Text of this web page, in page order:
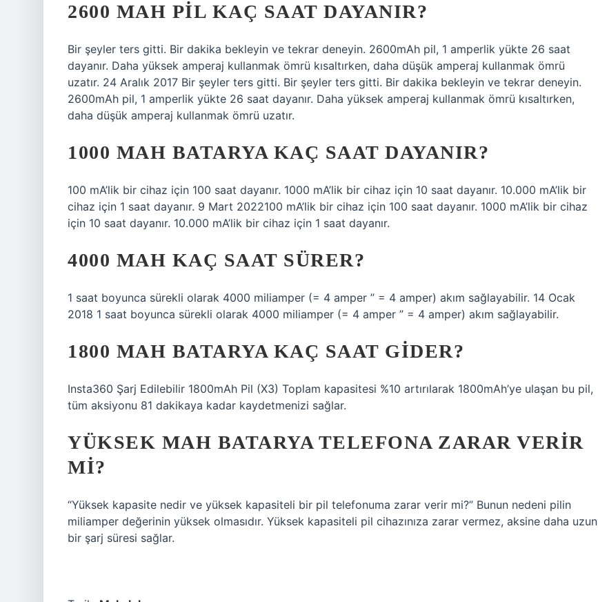
2600 MAH PIL KAÇ SAAT DAYANIR?
Bir şeyler ters gitti. Bir dakika bekleyin ve tekrar deneyin. 2600mAh pil, 1 amperlik yükte 26 saat
dayanır. Daha yüksek amperaj kullanmak ömrü kısaltırken, daha düşük amperaj kullanmak ömrü
uzatır. 24 Aralık 2017 Bir şeyler ters gitti. Bir şeyler ters gitti. Bir dakika bekleyin ve tekrar deneyin.
2600mAh pil, 1 amperlik yükte 26 saat dayanır. Daha yüksek amperaj kullanmak ömrü kısaltırken,
daha düşük amperaj kullanmak ömrü uzatır.
1000 MAH BATARYA KAÇ SAAT DAYANIR?
100 mA’lik bir cihaz için 100 saat dayanır. 1000 mA’lik bir cihaz için 10 saat dayanır. 10.000 mA’lik bir
cihaz için 1 saat dayanır. 9 Mart 2022100 mA’lik bir cihaz için 100 saat dayanır. 1000 mA’lik bir cihaz
için 10 saat dayanır. 10.000 mA’lik bir cihaz için 1 saat dayanır.
4000 MAH KAÇ SAAT SÜRER?
1 saat boyunca sürekli olarak 4000 miliamper (= 4 amper ” = 4 amper) akım sağlayabilir. 14 Ocak
2018 1 saat boyunca sürekli olarak 4000 miliamper (= 4 amper ” = 4 amper) akım sağlayabilir.
1800 MAH BATARYA KAÇ SAAT GIDER?
Insta360 Şarj Edilebilir 1800mAh Pil (X3) Toplam kapasitesi %10 artırılarak 1800mAh’ye ulaşan bu pil,
tüm aksiyonu 81 dakikaya kadar kaydetmenizi sağlar.
YÜKSEK MAH BATARYA TELEFONA ZARAR VERIR
MI?
“Yüksek kapasite nedir ve yüksek kapasiteli bir pil telefonuma zarar verir mi?” Bunun nedeni pilin
miliamper değerinin yüksek olmasıdır. Yüksek kapasiteli pil cihazınıza zarar vermez, aksine daha uzun
bir şarj süresi sağlar.